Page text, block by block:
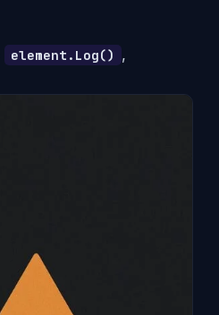
element.Log() ,